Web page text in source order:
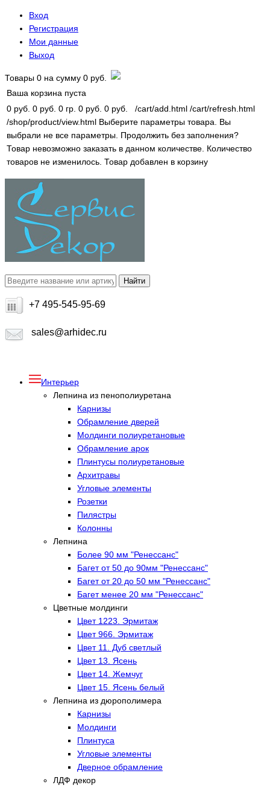
Вход
Регистрация
Мои данные
Выход
Товары 0 на сумму 0 руб.
Ваша корзина пуста
0 руб. 0 руб. 0 гр. 0 руб. 0 руб. /cart/add.html /cart/refresh.html
/shop/product/view.html Выберите параметры товара.
Вы
выбрали не все параметры. Продолжить без заполнения?
Товар невозможно заказать в данном количестве. Количество
товаров не изменилось. Товар добавлен в корзину
+7 495-545-95-69
sales@arhidec.ru
Интерьер
Лепнина из пенополиуретана
Карнизы
Обрамление дверей
Молдинги полиуретановые
Обрамление арок
Плинтусы полиуретановые
Архитравы
Угловые элементы
Розетки
Пилястры
Колонны
Лепнина
Более 90 мм "Ренессанс"
Багет от 50 до 90мм "Ренессанс"
Багет от 20 до 50 мм "Ренессанс"
Багет менее 20 мм "Ренессанс"
Цветные молдинги
Цвет 1223. Эрмитаж
Цвет 966. Эрмитаж
Цвет 11. Дуб светлый
Цвет 13. Ясень
Цвет 14. Жемчуг
Цвет 15. Ясень белый
Лепнина из дюрополимера
Карнизы
Молдинги
Плинтуса
Угловые элементы
Дверное обрамление
ЛДФ декор